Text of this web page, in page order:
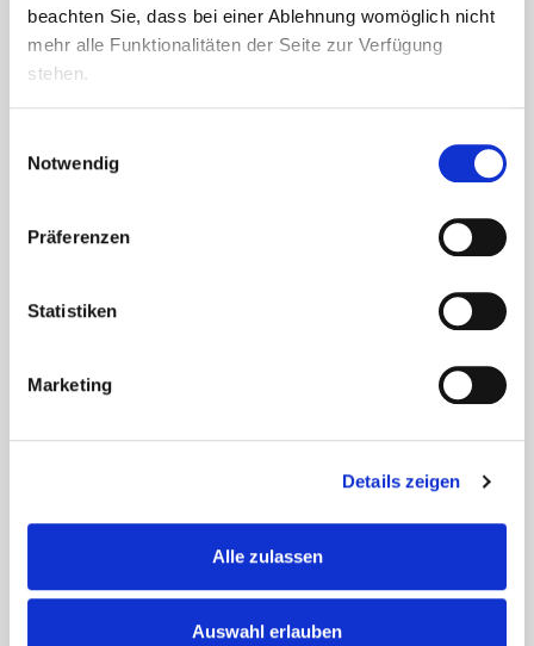
beachten Sie, dass bei einer Ablehnung womöglich nicht
mehr alle Funktionalitäten der Seite zur Verfügung
stehen.
Notwendig
Präferenzen
Statistiken
Marketing
Details zeigen
Alle zulassen
Auswahl erlauben
Besinnliche Weihnachtsfeier im
Seniorendomizil Haus Marienthal
Im Seniorendomizil Haus Marienthal wurde die
eingeläutet. Bei festlicher Dekoration, Weihnachtsliedern
und Gedichten genossen die Bewohnerinnen und
Weihnachtsplätzchen und...